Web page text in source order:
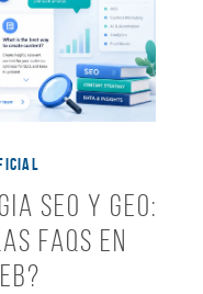
SEO y GEO:
FAQs en